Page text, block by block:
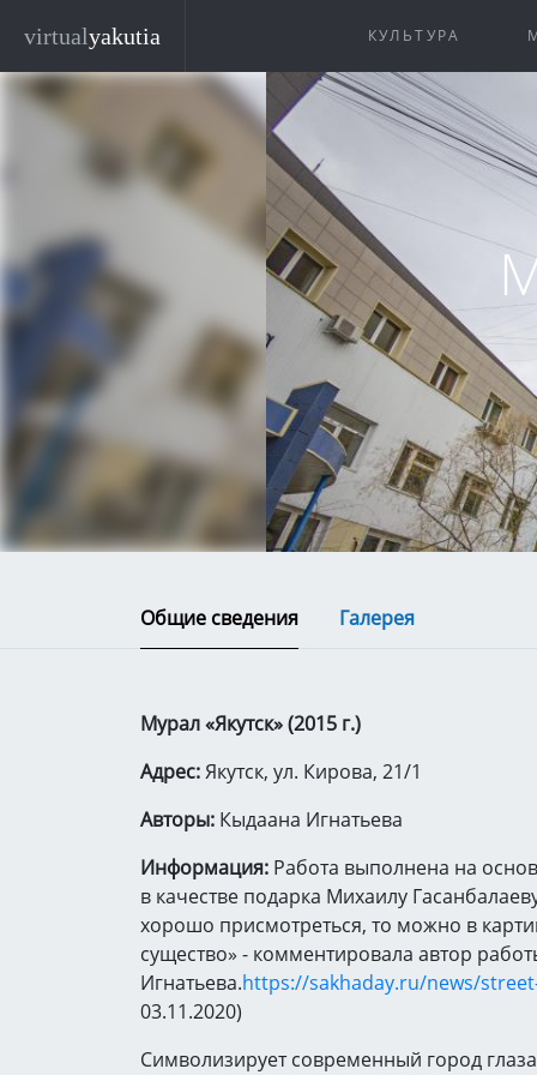
virtualyakutia КУЛЬТУРА
Общие сведения Галерея
Мурал «Якутск» (2015 г.)
Адрес:Якутск, ул. Кирова, 21/1
Авторы: Кыдаана Игнатьева
Информация: Работа выполнена на
в качестве подарка Михаилу
хорошо присмотреться, то можно в
существо» - комментировала автор
Игнатьева.https://sakhaday.ru/news/
03.11.2020)
Символизирует современный город